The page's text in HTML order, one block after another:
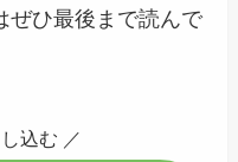
ぜひ最後まで読んで
込む ／